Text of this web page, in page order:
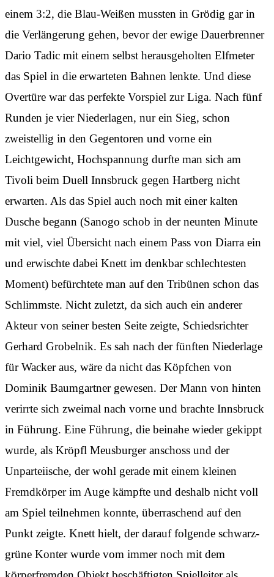
einem 3:2, die Blau-Weißen mussten in Grödig gar in
die Verlängerung gehen, bevor der ewige Dauerbrenner
Dario Tadic mit einem selbst herausgeholten Elfmeter
das Spiel in die erwarteten Bahnen lenkte. Und diese
Overtüre war das perfekte Vorspiel zur Liga. Nach fünf
Runden je vier Niederlagen, nur ein Sieg, schon
zweistellig in den Gegentoren und vorne ein
Leichtgewicht, Hochspannung durfte man sich am
Tivoli beim Duell Innsbruck gegen Hartberg nicht
erwarten. Als das Spiel auch noch mit einer kalten
Dusche begann (Sanogo schob in der neunten Minute
mit viel, viel Übersicht nach einem Pass von Diarra ein
und erwischte dabei Knett im denkbar schlechtesten
Moment) befürchtete man auf den Tribünen schon das
Schlimmste. Nicht zuletzt, da sich auch ein anderer
Akteur von seiner besten Seite zeigte, Schiedsrichter
Gerhard Grobelnik. Es sah nach der fünften Niederlage
für Wacker aus, wäre da nicht das Köpfchen von
Dominik Baumgartner gewesen. Der Mann von hinten
verirrte sich zweimal nach vorne und brachte Innsbruck
in Führung. Eine Führung, die beinahe wieder gekippt
wurde, als Kröpfl Meusburger anschoss und der
Unparteiische, der wohl gerade mit einem kleinen
Fremdkörper im Auge kämpfte und deshalb nicht voll
am Spiel teilnehmen konnte, überraschend auf den
Punkt zeigte. Knett hielt, der darauf folgende schwarz-
grüne Konter wurde vom immer noch mit dem